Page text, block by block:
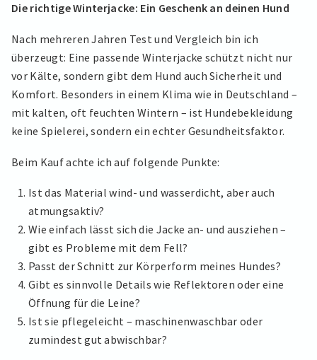
Die richtige Winterjacke: Ein Geschenk an deinen Hund
Nach mehreren Jahren Test und Vergleich bin ich
überzeugt: Eine passende Winterjacke schützt nicht nur
vor Kälte, sondern gibt dem Hund auch Sicherheit und
Komfort. Besonders in einem Klima wie in Deutschland –
mit kalten, oft feuchten Wintern – ist Hundebekleidung
keine Spielerei, sondern ein echter Gesundheitsfaktor.
Beim Kauf achte ich auf folgende Punkte:
Ist das Material wind- und wasserdicht, aber auch
atmungsaktiv?
Wie einfach lässt sich die Jacke an- und ausziehen –
gibt es Probleme mit dem Fell?
Passt der Schnitt zur Körperform meines Hundes?
Gibt es sinnvolle Details wie Reflektoren oder eine
Öffnung für die Leine?
Ist sie pflegeleicht – maschinenwaschbar oder
zumindest gut abwischbar?